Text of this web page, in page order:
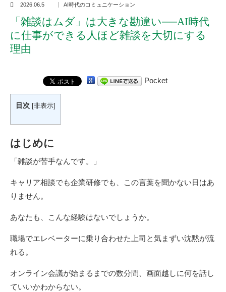
2026.06.5 AI時代のコミュニケーション
「雑談はムダ」は大きな勘違い──AI時代
に仕事ができる人ほど雑談を大切にする
理由
Pocket
目次 [非表示]
はじめに
「雑談が苦手なんです。」
キャリア相談でも企業研修でも、この言葉を聞かない日はあ
りません。
あなたも、こんな経験はないでしょうか。
職場でエレベーターに乗り合わせた上司と気まずい沈黙が流
れる。
オンライン会議が始まるまでの数分間、画面越しに何を話し
ていいかわからない。